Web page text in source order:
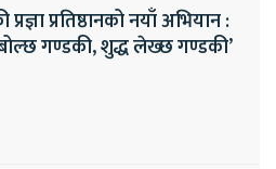
प्रतिष्ठानको नयाँ अभियान :
गण्डकी, शुद्ध लेख्छ गण्डकी’